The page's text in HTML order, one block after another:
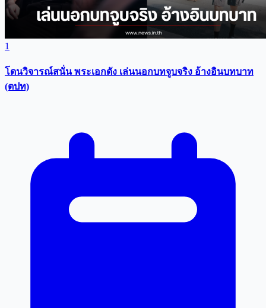
1
โดนวิจารณ์สนั่น พระเอกดัง เล่นนอกบทจูบจริง อ้างอินบทบาท
(ตปท)